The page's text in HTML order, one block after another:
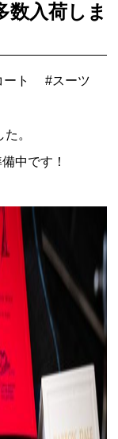
入荷しま
ート #スーツ
。
中です！